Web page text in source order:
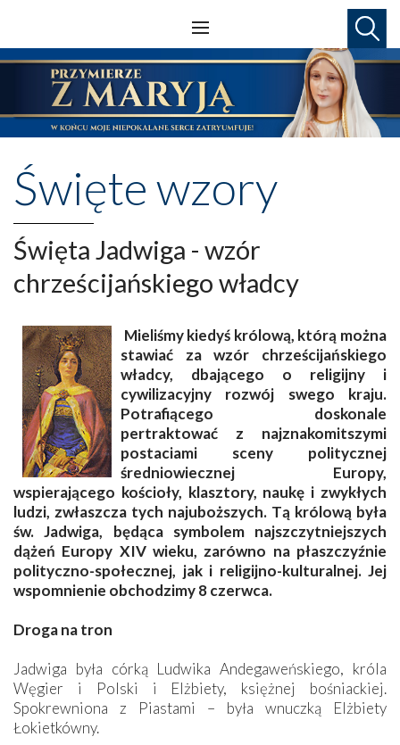
Święte wzory
Święta Jadwiga - wzór
chrześcijańskiego władcy
Mieliśmy kiedyś królową, którą można
stawiać za wzór chrześcijańskiego
władcy, dbającego o religijny i
cywilizacyjny rozwój swego kraju.
Potrafiącego doskonale
pertraktować z najznakomitszymi
postaciami sceny politycznej
średniowiecznej Europy,
wspierającego kościoły, klasztory, naukę i zwykłych
ludzi, zwłaszcza tych najuboższych. Tą królową była
św. Jadwiga, będąca symbolem najszczytniejszych
dążeń Europy XIV wieku, zarówno na płaszczyźnie
polityczno-społecznej, jak i religijno-kulturalnej. Jej
wspomnienie obchodzimy 8 czerwca.
Droga na tron
Jadwiga była córką Ludwika Andegaweńskiego, króla
Węgier i Polski i Elżbiety, księżnej bośniackiej.
Spokrewniona z Piastami – była wnuczką Elżbiety
Łokietkówny.